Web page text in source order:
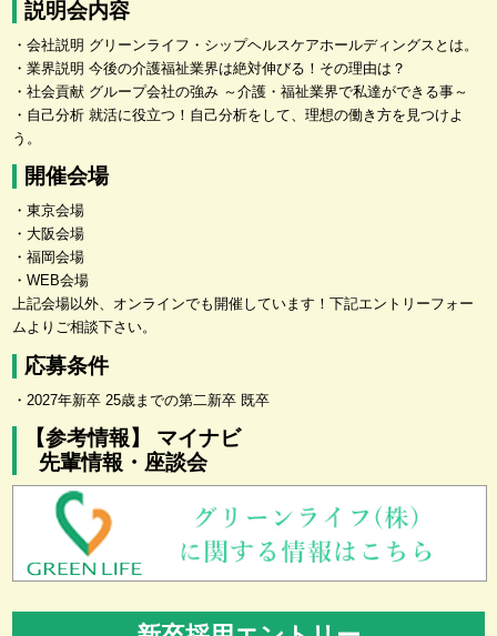
説明会内容
・会社説明 グリーンライフ・シップヘルスケアホールディングスとは。
・業界説明 今後の介護福祉業界は絶対伸びる！その理由は？
・社会貢献 グループ会社の強み ～介護・福祉業界で私達ができる事～
・自己分析 就活に役立つ！自己分析をして、理想の働き方を見つけよ
う。
開催会場
・東京会場
・大阪会場
・福岡会場
・WEB会場
上記会場以外、オンラインでも開催しています！下記エントリーフォー
ムよりご相談下さい。
応募条件
・2027年新卒 25歳までの第二新卒 既卒
【参考情報】 マイナビ
先輩情報・座談会